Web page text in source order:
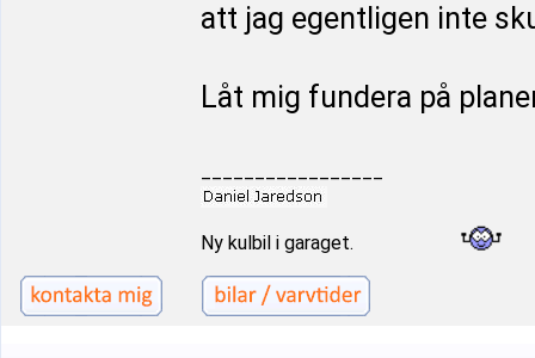
att jag egentligen inte
Låt mig fundera på
Ny kulbil i garaget.